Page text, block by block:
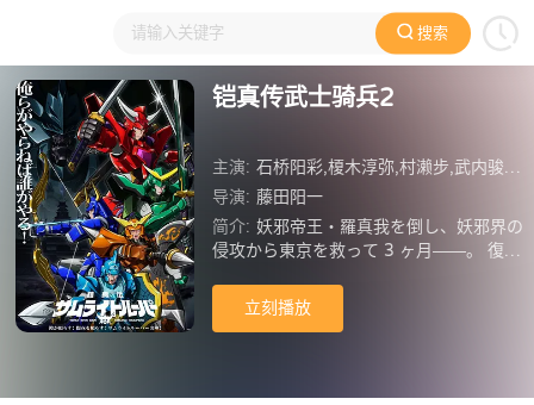
搜索
大家在看 日本动漫 国产动漫 欧美动漫
铠真传武士骑兵2
主演: 石桥阳彩,榎木淳弥,村濑步,武内骏辅,熊谷健太郎,增田俊树,木下纱华,Lynn,下野纮,草尾毅,野岛裕史,置鲇龙太郎,佐佐木望,西村朋纮,小西克幸,佐藤拓也,鸟海浩辅,寺岛拓笃,杉田智和,天崎滉平,铃村健一,泽城千春,竹内良太,远藤大智,熊谷俊辉,坂本真绫,子安武人,前野智昭,远藤绫,白熊宽嗣
导演: 藤田阳一
简介: 妖邪帝王・羅真我を倒し、妖邪界の
侵攻から東京を救って 3 ヶ月――。 復興
享受していた。 だが、人類の前に新たな
脅威が現れる。 その名も「天導界」。 ヤ
始する。 サムライトルーパーの新たな戦
立刻播放